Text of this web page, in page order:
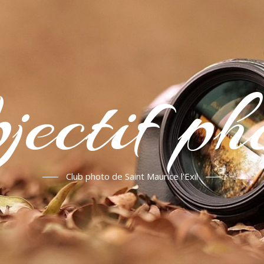
Club photo de Saint Maurice l'Exil